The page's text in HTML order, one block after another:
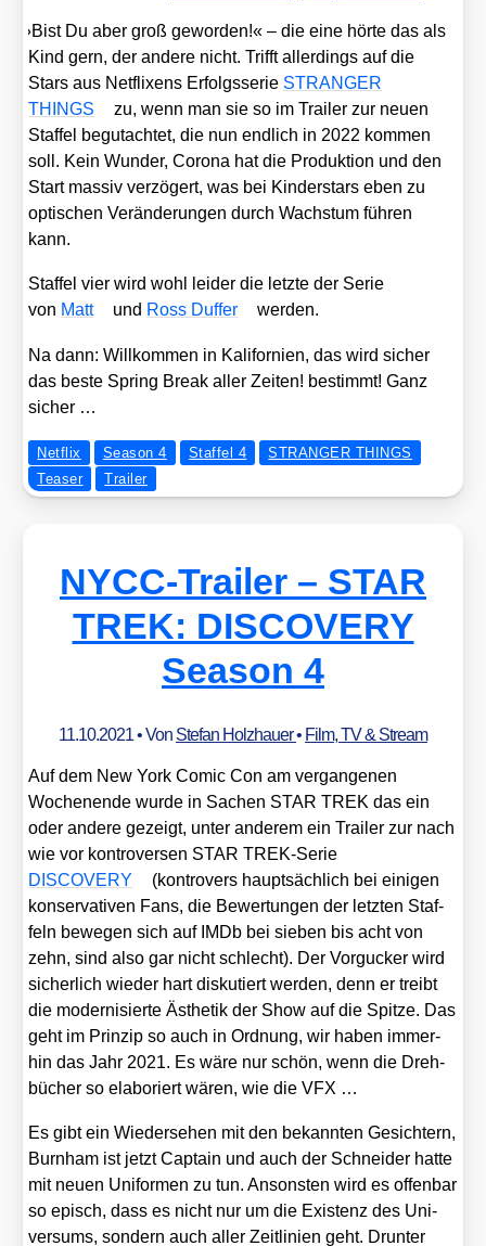
»Bist Du aber groß gewor­den!« – die eine hör­te das als
Kind gern, der ande­re nicht. Trifft aller­dings auf die
Stars aus Net­fli­xens Erfolgs­se­rie STRANGER
THINGS
zu, wenn man sie so im Trai­ler zur neu­en
Staf­fel begut­ach­tet, die nun end­lich in 2022 kom­men
soll. Kein Wun­der, Coro­na hat die Pro­duk­ti­on und den
Start mas­siv ver­zö­gert, was bei Kin­der­stars eben zu
opti­schen Ver­än­de­run­gen durch Wachs­tum füh­ren
kann.
Staf­fel vier wird wohl lei­der die letz­te der Serie
von Matt und Ross Duf­fer wer­den.
Na dann: Will­kom­men in Kali­for­ni­en, das wird sicher
das bes­te Spring Break aller Zei­ten! bestimmt! Ganz
sicher …
Netflix Season 4 Staffel 4
STRANGER THINGS
Teaser
Trailer
NYCC-Trailer – STAR
TREK: DISCOVERY
Season 4
11.10.2021• Von Stefan Holzhauer• Film, TV & Stream
Auf dem New York Comic Con am ver­gan­ge­nen
Wochen­en­de wur­de in Sachen STAR TREK das ein
oder ande­re gezeigt, unter ande­rem ein Trai­ler zur nach
wie vor kon­tro­ver­sen STAR TREK-Serie
DISCOVERY
(kon­tro­vers haupt­säch­lich bei eini­gen
kon­ser­va­ti­ven Fans, die Bewer­tun­gen der letz­ten Staf­
feln bewe­gen sich auf IMDb bei sie­ben bis acht von
zehn, sind also gar nicht schlecht). Der Vor­gu­cker wird
sicher­lich wie­der hart dis­ku­tiert wer­den, denn er treibt
die moder­ni­sier­te Ästhe­tik der Show auf die Spit­ze. Das
geht im Prin­zip so auch in Ord­nung, wir haben immer­
hin das Jahr 2021. Es wäre nur schön, wenn die Dreh­
bü­cher so ela­bo­riert wären, wie die VFX …
Es gibt ein Wie­der­se­hen mit den bekann­ten Gesich­tern,
Burn­ham ist jetzt Cap­tain und auch der Schnei­der hat­te
mit neu­en Uni­for­men zu tun. Ansons­ten wird es offen­bar
so episch, dass es nicht nur um die Exis­tenz des Uni­
ver­sums, son­dern auch aller Zeit­li­ni­en geht. Drun­ter